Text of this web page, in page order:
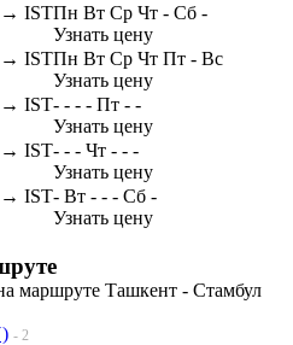
→ ISTПн Вт Ср Чт - Сб -
Узнать цену
→ ISTПн Вт Ср Чт Пт - Вс
Узнать цену
→ IST- - - - Пт - -
Узнать цену
→ IST- - - Чт - - -
Узнать цену
→ IST- Вт - - - Сб -
Узнать цену
маршруте Ташкент - Стамбул
- 2